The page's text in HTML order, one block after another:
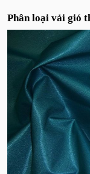
Phân loại vải gió